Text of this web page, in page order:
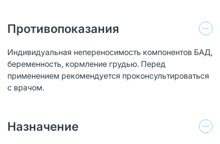
Противопоказания
Индивидуальная непереносимость компонентов БАД,
беременность, кормление грудью. Перед
применением рекомендуется проконсультироваться
с врачом.
Назначение